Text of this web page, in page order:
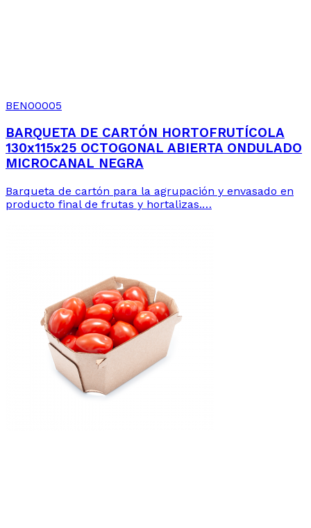
BEN00005
BARQUETA DE CARTÓN HORTOFRUTÍCOLA
130x115x25 OCTOGONAL ABIERTA ONDULADO
MICROCANAL NEGRA
Barqueta de cartón para la agrupación y envasado en
producto final de frutas y hortalizas.…